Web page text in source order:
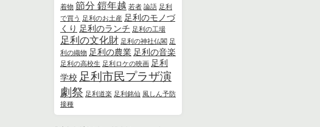
着物 節分 鎧年越 若者 論語 足利
で買う 足利のお土産 足利のモノづ
くり 足利のランチ 足利の工場
足利の文化財 足利の神社仏閣 足
利の織物 足利の農業 足利の音楽
足利の高校生 足利ロケの映画 足利
学校 足利市民プラザ演
劇祭 足利道楽 足利銘仙 風しん予防
接種